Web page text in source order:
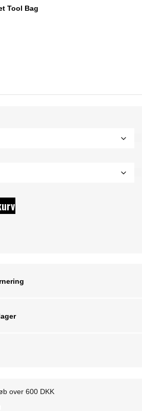
Tool Bag
over 600 DKK